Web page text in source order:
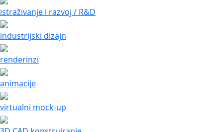
istraživanje i razvoj / R&D
industrijski dizajn
renderinzi
animacije
virtualni mock-up